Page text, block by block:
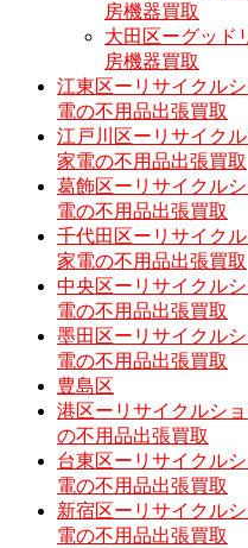
房機器買取
大田区ーグッド
房機器買取
江東区ーリサイクル
電の不用品出張買取
江戸川区ーリサイク
家電の不用品出張買取
葛飾区ーリサイクル
電の不用品出張買取
千代田区ーリサイク
家電の不用品出張買取
中央区ーリサイクル
電の不用品出張買取
墨田区ーリサイクル
電の不用品出張買取
豊島区
港区ーリサイクルシ
の不用品出張買取
台東区ーリサイクル
電の不用品出張買取
新宿区ーリサイクル
電の不用品出張買取